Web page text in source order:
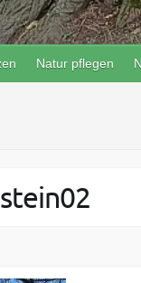
Natur pflegen